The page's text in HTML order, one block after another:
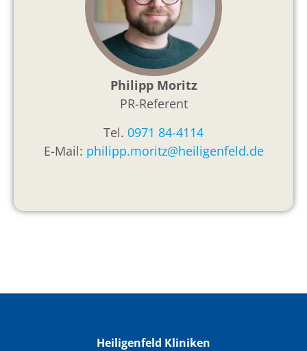
Philipp Moritz
PR-Referent
Tel. 0971 84-4114
E-Mail: philipp.moritz@heiligenfeld.de
Heiligenfeld Kliniken